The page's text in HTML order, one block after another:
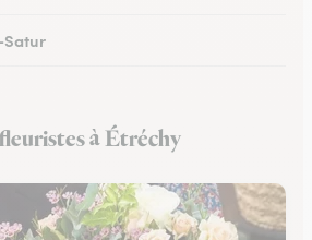
Satur
sur-Yèvreà Étréchy